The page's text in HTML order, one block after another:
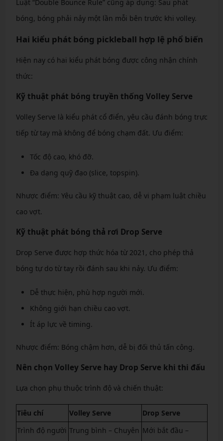
Luật “Double Bounce Rule” cũng áp dụng: Sau phát
bóng, bóng phải nảy một lần mỗi bên trước khi volley.
Hai kiểu phát bóng pickleball hợp lệ phổ biến
Hiện nay có hai kiểu phát bóng được công nhận chính
thức:
Kỹ thuật phát bóng truyền thống Volley Serve
Volley Serve là kiểu phát cổ điển, yêu cầu đánh bóng trực
tiếp từ tay mà không để bóng chạm đất. Ưu điểm:
Tốc độ cao, khó đỡ.
Đa dạng quỹ đạo (slice, topspin).
Nhược điểm: Yêu cầu kỹ thuật cao, dễ vi phạm luật chiều
cao vợt.
Kỹ thuật phát bóng thả rơi Drop Serve
Drop Serve được hợp thức hóa từ 2021, cho phép thả
bóng tự do từ tay rồi đánh sau khi nảy. Ưu điểm:
Dễ thực hiện, phù hợp người mới.
Không giới hạn chiều cao vợt.
Ít áp lực về timing.
Nhược điểm: Bóng chậm hơn, dễ bị đối thủ tấn công.
Nên chọn Volley Serve hay Drop Serve khi thi đấu
Lựa chọn phụ thuộc trình độ và chiến thuật:
Tiêu chí Volley Serve
Drop Serve
Trình độ người Trung bình – Chuyên Mới bắt đầu –